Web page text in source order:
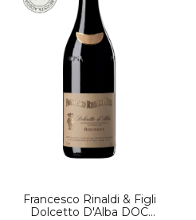
Francesco Rinaldi & Figli
Dolcetto D'Alba DOC